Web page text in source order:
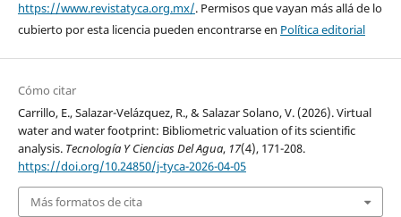
https://www.revistatyca.org.mx/. Permisos que vayan más allá de lo
cubierto por esta licencia pueden encontrarse en Política editorial
Cómo citar
Carrillo, E., Salazar-Velázquez, R., & Salazar Solano, V. (2026). Virtual
water and water footprint: Bibliometric valuation of its scientific
analysis. Tecnología Y Ciencias Del Agua, 17(4), 171-208.
https://doi.org/10.24850/j-tyca-2026-04-05
Más formatos de cita